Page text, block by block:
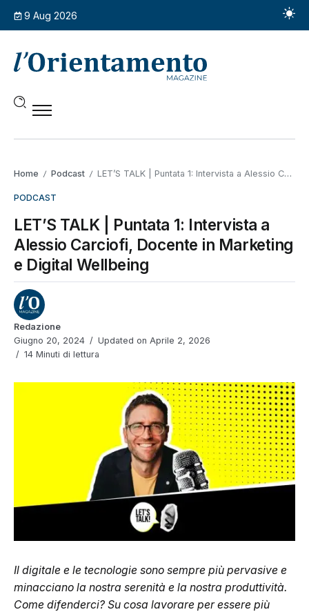
9 Aug 2026
Home / Podcast / LET’S TALK | Puntata 1: Intervista a Alessio Carciofi, Docente in Marketing e Digital Wellbeing
PODCAST
LET’S TALK | Puntata 1: Intervista a
Alessio Carciofi, Docente in Marketing
e Digital Wellbeing
Redazione
Giugno 20, 2024
Updated on Aprile 2, 2026
14 Minuti di lettura
Il digitale e le tecnologie sono sempre più pervasive e
minacciano la nostra serenità e la nostra produttività.
Come difenderci? Su cosa lavorare per essere più